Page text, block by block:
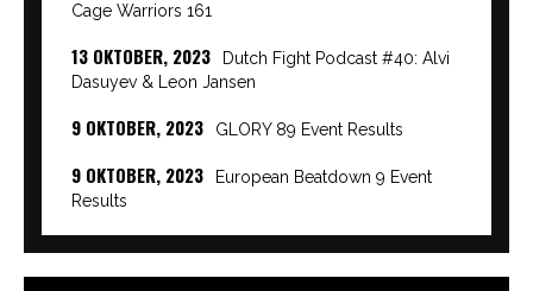
Cage Warriors 161
13 OKTOBER, 2023
Dutch Fight Podcast #40: Alvi
Dasuyev & Leon Jansen
9 OKTOBER, 2023 GLORY 89 Event Results
9 OKTOBER, 2023
European Beatdown 9 Event
Results